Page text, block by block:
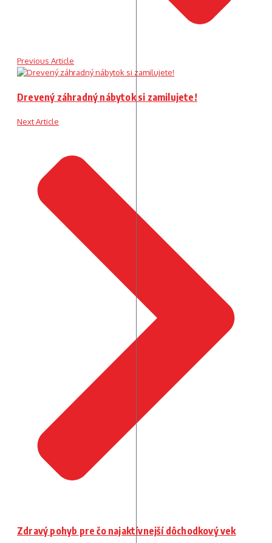
Previous Article
Drevený záhradný nábytok si zamilujete!
Next Article
Zdravý pohyb pre čo najaktívnejší dôchodkový vek